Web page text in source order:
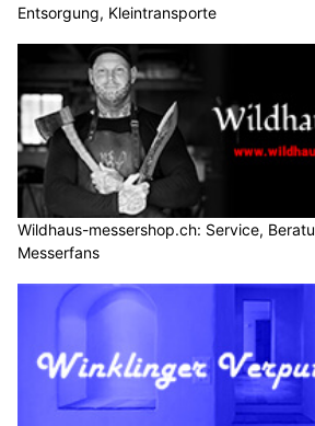
Entsorgung, Kleintransporte
Wildhaus-messershop.ch: Service,
Messerfans